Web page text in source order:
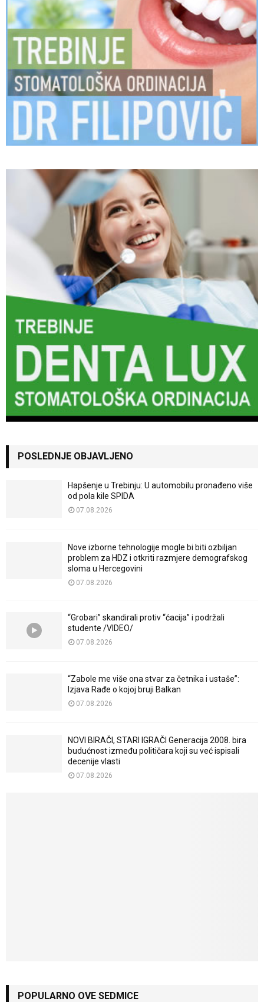
POSLEDNJE OBJAVLJENO
Hapšenje u Trebinju: U automobilu pronađeno više
od pola kile SPIDA
07.08.2026
Nove izborne tehnologije mogle bi biti ozbiljan
problem za HDZ i otkriti razmjere demografskog
sloma u Hercegovini
07.08.2026
“Grobari” skandirali protiv “ćacija” i podržali
studente /VIDEO/
07.08.2026
“Zabole me više ona stvar za četnika i ustaše”:
Izjava Rađe o kojoj bruji Balkan
07.08.2026
NOVI BIRAČI, STARI IGRAČI Generacija 2008. bira
budućnost između političara koji su već ispisali
decenije vlasti
07.08.2026
POPULARNO OVE SEDMICE